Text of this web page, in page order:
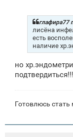
глафира77
лисёна
есть
наличие
но
Готовлюсь